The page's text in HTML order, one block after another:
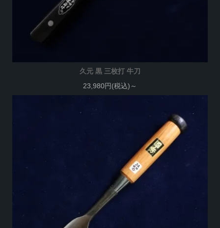
久元 黒 三枚打 牛刀
23,980円(税込)～